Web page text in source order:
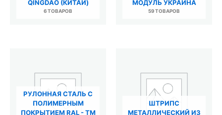
QINGDAO (КИТАЙ)
6 ТОВАРОВ
МОДУЛЬ УКРАИНА
59 ТОВАРОВ
РУЛОННАЯ СТАЛЬ С
ПОЛИМЕРНЫМ
ПОКРЫТИЕМ RAL - TM
ШТРИПС
МЕТАЛЛИЧЕСКИЙ ИЗ